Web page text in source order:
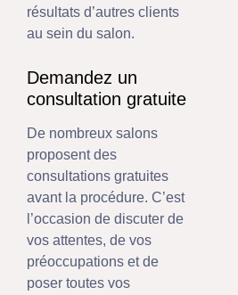
résultats d’autres clients
au sein du salon.
Demandez un
consultation gratuite
De nombreux salons
proposent des
consultations gratuites
avant la procédure. C’est
l’occasion de discuter de
vos attentes, de vos
préoccupations et de
poser toutes vos